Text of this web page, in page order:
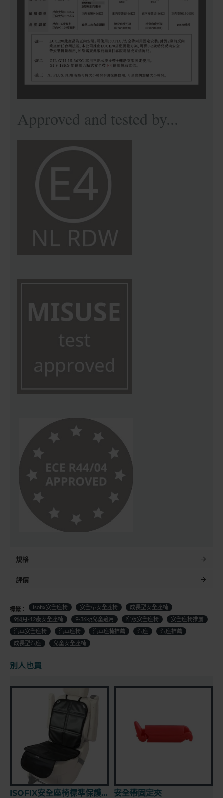
Approved and tested by...
規格
評價
標籤： isofix安全座椅 安全帶安全座椅
成長型安全座椅
9個月-12歲安全座椅
9-36kg兒童適用 窄版安全座椅
安全座椅推薦
汽車安全座椅
汽車座椅 汽車座椅推薦 汽座
汽座推薦
成長型汽座
兒童安全座椅
別人也買
i-Size Cento ISOFIX安全座椅 - 動物森林